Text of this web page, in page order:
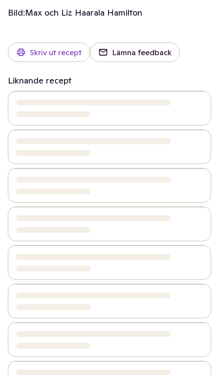
Bild:Max och Liz Haarala Hamilton
Skriv ut recept Lämna feedback
Liknande recept